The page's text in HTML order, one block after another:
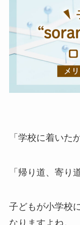
「学校に着いた
「帰り道、寄り
子どもが小学校